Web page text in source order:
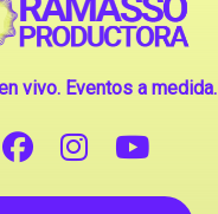
vivo. Eventos a medida.